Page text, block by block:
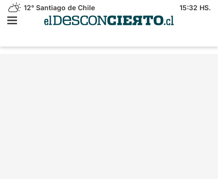
12° Santiago de Chile 15:32 HS.